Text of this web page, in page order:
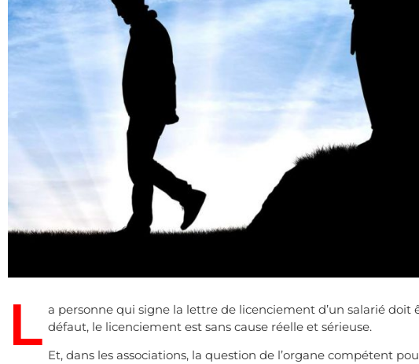
L a personne qui signe la lettre de licenciement d’un salarié
défaut, le licenciement est sans cause réelle et sérieuse.
Et, dans les associations, la question de l’organe compétent